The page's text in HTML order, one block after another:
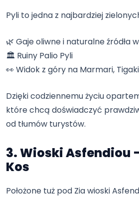
Pyli to jedna z najbardziej
🌿 Gaje oliwne i naturalne źródła
🏛️ Ruiny Palio Pyli
👀 Widok z góry na Marmari,
Dzięki codziennemu życiu
które chcą doświadczyć
od tłumów turystów.
3. Wioski Asfendiou
Kos
Położone tuż pod Zia wioski